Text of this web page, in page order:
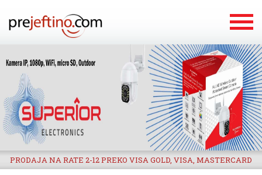
PRODAJA NA RATE 2-12 PREKO VISA GOLD, VISA, MASTERCARD